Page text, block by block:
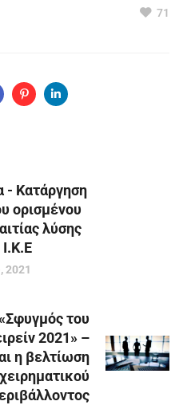
71
- Κατάργηση
ορισμένου
λύσης
2021
του
2021» –
η βελτίωση